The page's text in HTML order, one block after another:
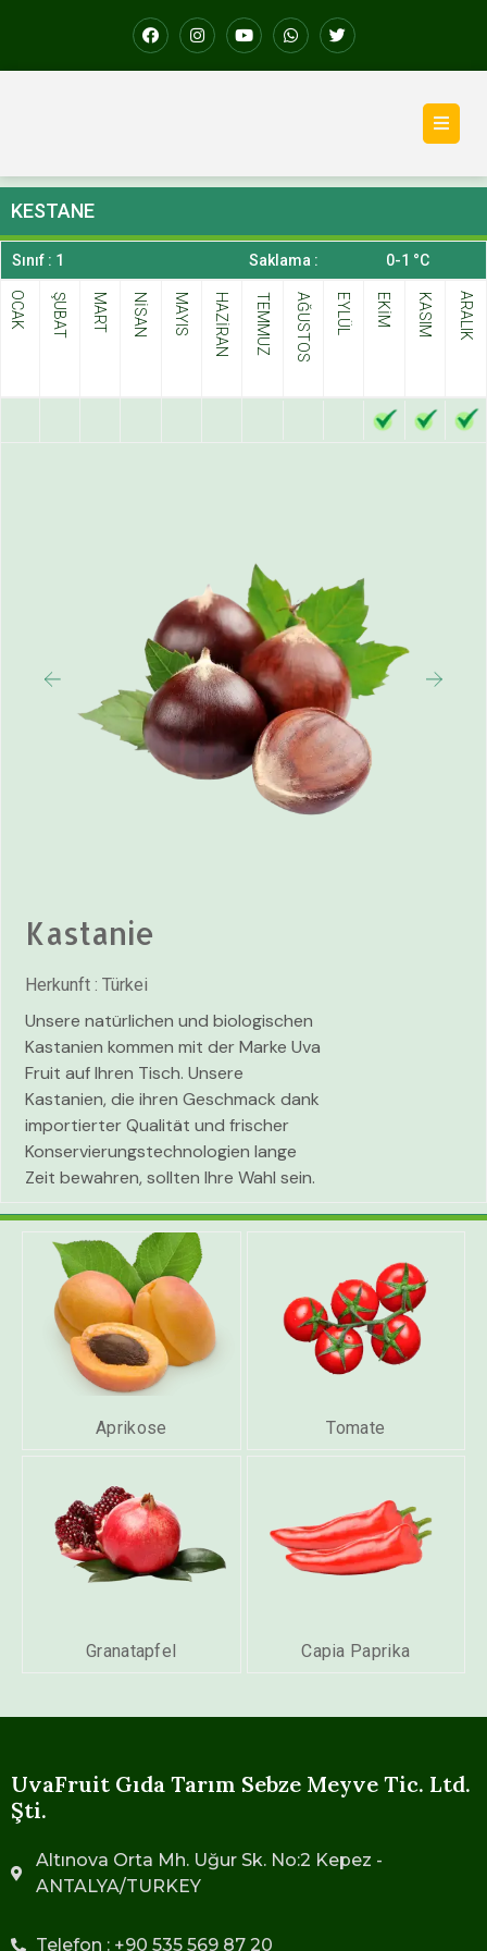
KESTANE
Sınıf : 1 Saklama : 0-1 °C
OCAK ŞUBAT MART NİSAN MAYIS HAZİRAN TEMMUZ AĞUSTOS EYLÜL EKİM KASIM ARALIK
Kastanie
Herkunft : Türkei
Unsere natürlichen und biologischen
Kastanien kommen mit der Marke Uva
Fruit auf Ihren Tisch. Unsere
Kastanien, die ihren Geschmack dank
importierter Qualität und frischer
Konservierungstechnologien lange
Zeit bewahren, sollten Ihre Wahl sein.
Aprikose Tomate
Granatapfel Capia Paprika
UvaFruit Gıda Tarım Sebze Meyve Tic. Ltd.
Şti.
Altınova Orta Mh. Uğur Sk. No:2 Kepez -
ANTALYA/TURKEY
Telefon : +90 535 569 87 20